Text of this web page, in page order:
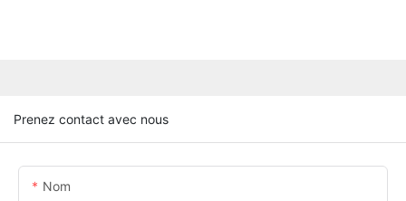
Prenez contact avec nous
Nom